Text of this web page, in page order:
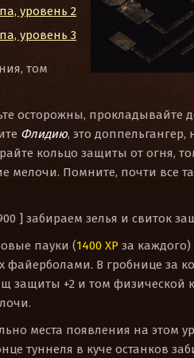
уровень 2
уровень 3
том
осторожны, прокладывайте
Флидию, это
кольцо защиты от огня,
мелочи. Помните, почти все
] забираем зелья и свиток
пауки (1400 XP за
В гробнице за
защиты +2 и том физической
места появления на этом
туннеля в куче останков